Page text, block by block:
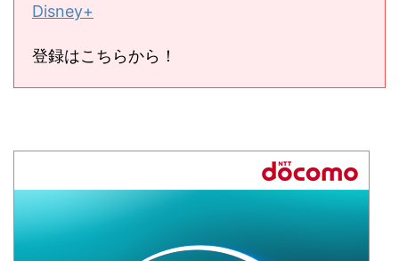
Disney+
登録はこちらから！